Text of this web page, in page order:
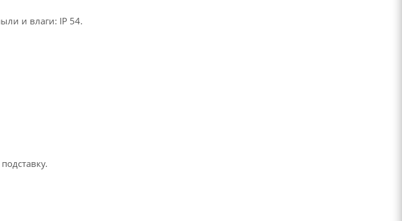
и влаги: IP 54.